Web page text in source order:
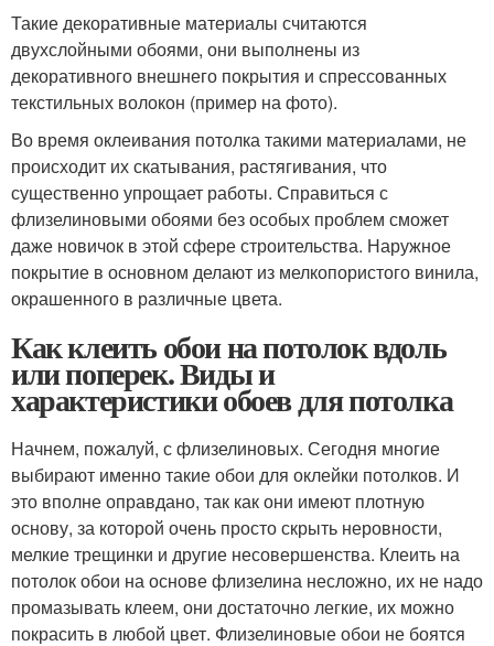
Такие декоративные материалы считаются
двухслойными обоями, они выполнены из
декоративного внешнего покрытия и спрессованных
текстильных волокон (пример на фото).
Во время оклеивания потолка такими материалами, не
происходит их скатывания, растягивания, что
существенно упрощает работы. Справиться с
флизелиновыми обоями без особых проблем сможет
даже новичок в этой сфере строительства. Наружное
покрытие в основном делают из мелкопористого винила,
окрашенного в различные цвета.
Как клеить обои на потолок вдоль
или поперек. Виды и
характеристики обоев для потолка
Начнем, пожалуй, с флизелиновых. Сегодня многие
выбирают именно такие обои для оклейки потолков. И
это вполне оправдано, так как они имеют плотную
основу, за которой очень просто скрыть неровности,
мелкие трещинки и другие несовершенства. Клеить на
потолок обои на основе флизелина несложно, их не надо
промазывать клеем, они достаточно легкие, их можно
покрасить в любой цвет. Флизелиновые обои не боятся